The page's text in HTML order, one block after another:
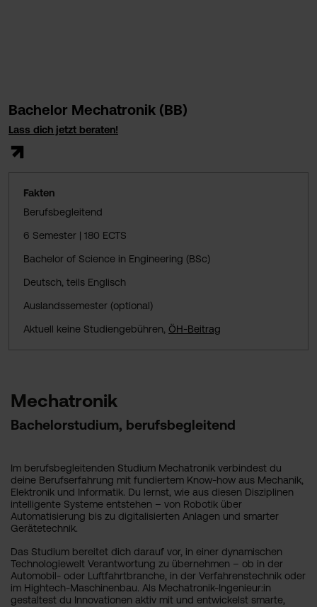
Bachelor Mechatronik (BB)
Lass dich jetzt beraten!
Fakten
Berufsbegleitend
6 Semester | 180 ECTS
Bachelor of Science in Engineering (BSc)
Deutsch, teils Englisch
Auslandssemester (optional)
Aktuell keine Studiengebühren, ÖH-Beitrag
Mechatronik
Bachelorstudium, berufsbegleitend
Im berufsbegleitenden Studium Mechatronik verbindest du
deine Berufserfahrung mit fundiertem Know-how aus Mechanik,
Elektronik und Informatik. Du lernst, wie aus diesen Disziplinen
intelligente Systeme entstehen – von Robotik über
Automatisierung bis zu digitalisierten Anlagen und smarter
Gerätetechnik.
Das Studium bereitet dich darauf vor, in einer dynamischen
Technologiewelt Verantwortung zu übernehmen – ob in der
Automobil- oder Luftfahrtbranche, in der Verfahrenstechnik oder
im Hightech-Maschinenbau. Als Mechatronik-Ingenieur:in
gestaltest du Innovationen aktiv mit und entwickelst smarte,